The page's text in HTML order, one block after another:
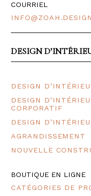
COURRIEL
INFO@ZOAH.DESIGN
DESIGN
DESIGN
DESIGN
CORPORATIF
DESIGN
AGRANDISSEMENT
NOUVELLE
BOUTIQUE EN LIGNE
CATÉGORIES DE